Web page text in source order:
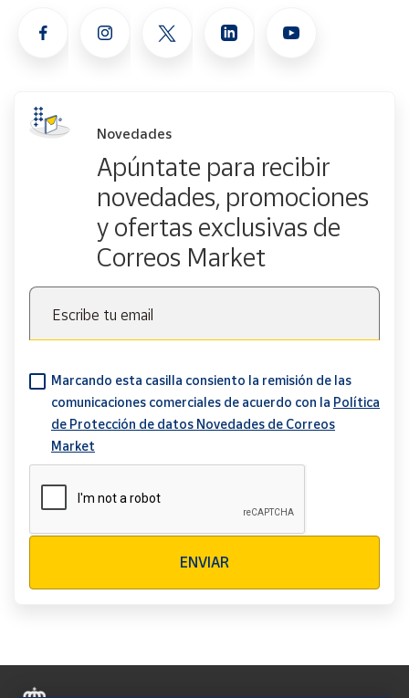
Novedades
Apúntate para recibir
novedades, promociones
y ofertas exclusivas de
Correos Market
Escribe tu email
Marcando esta casilla consiento la remisión de las
comunicaciones comerciales de acuerdo con la Política
de Protección de datos Novedades de Correos
Market
ENVIAR